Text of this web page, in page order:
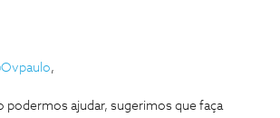
,
podermos ajudar, sugerimos que faça